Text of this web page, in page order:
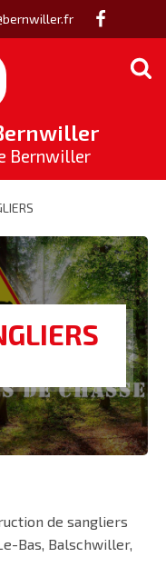
Bernwiller
de sangliers
Bas, Balschwiller,